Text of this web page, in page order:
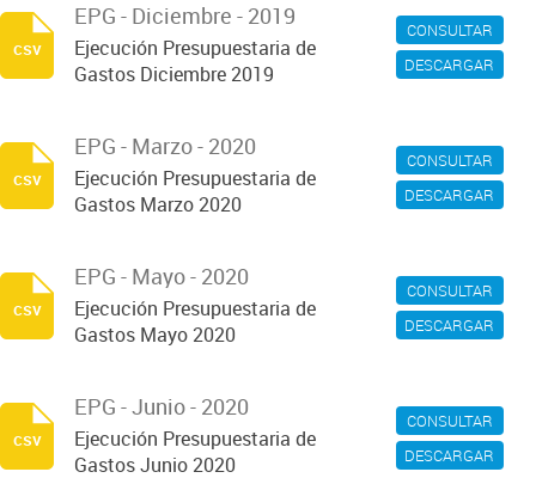
CONSULTAR
DESCARGAR
EPG - Diciembre - 2019
Ejecución Presupuestaria de
Gastos Diciembre 2019
csv
CONSULTAR
DESCARGAR
EPG - Marzo - 2020
Ejecución Presupuestaria de
Gastos Marzo 2020
csv
CONSULTAR
DESCARGAR
EPG - Mayo - 2020
Ejecución Presupuestaria de
Gastos Mayo 2020
csv
CONSULTAR
DESCARGAR
EPG - Junio - 2020
Ejecución Presupuestaria de
Gastos Junio 2020
csv